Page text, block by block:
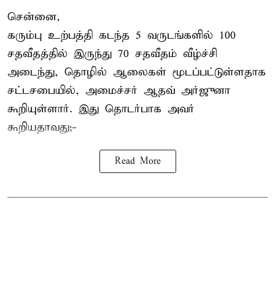
சென்னை,
கரும்பு உற்பத்தி கடந்த 5 வருடங்களில் 100
சதவீதத்தில் இருந்து 70 சதவீதம் வீழ்ச்சி
அடைந்து, தொழில் ஆலைகள் மூடப்பட்டுள்ளதாக
சட்டசபையில், அமைச்சர் ஆதவ் அர்ஜுனா
கூறியுள்ளார். இது தொடர்பாக அவர்
கூறியதாவது;-
Read More